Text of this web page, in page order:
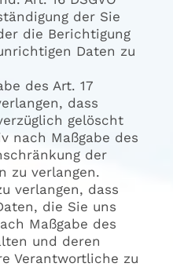
der Sie
die Berichtigung
Daten zu
des Art. 17
dass
gelöscht
nach Maßgabe des
der
zu verlangen.
verlangen, dass
die Sie uns
Maßgabe des
und deren
Verantwortliche zu